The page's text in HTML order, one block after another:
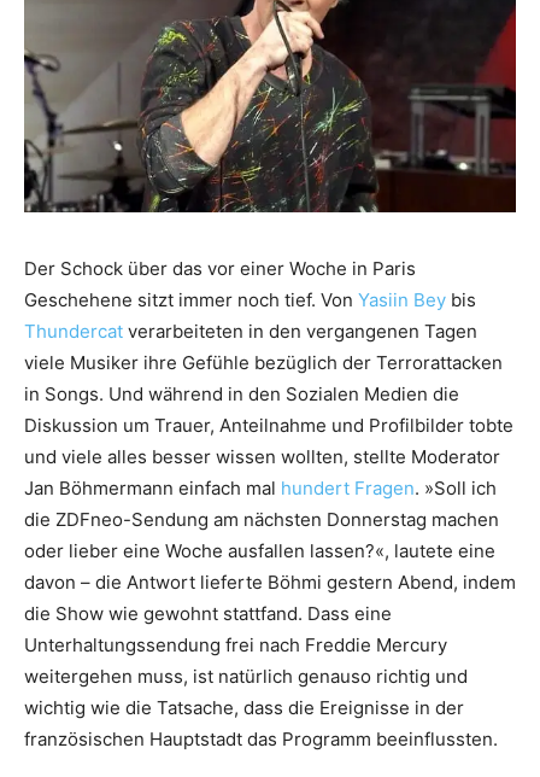
Der Schock über das vor einer Woche in Paris
Geschehene sitzt immer noch tief. Von Yasiin Bey bis
Thundercat verarbeiteten in den vergangenen Tagen
viele Musiker ihre Gefühle bezüglich der Terrorattacken
in Songs. Und während in den Sozialen Medien die
Diskussion um Trauer, Anteilnahme und Profilbilder tobte
und viele alles besser wissen wollten, stellte Moderator
Jan Böhmermann einfach mal hundert Fragen. »Soll ich
die ZDFneo-Sendung am nächsten Donnerstag machen
oder lieber eine Woche ausfallen lassen?«, lautete eine
davon – die Antwort lieferte Böhmi gestern Abend, indem
die Show wie gewohnt stattfand. Dass eine
Unterhaltungssendung frei nach Freddie Mercury
weitergehen muss, ist natürlich genauso richtig und
wichtig wie die Tatsache, dass die Ereignisse in der
französischen Hauptstadt das Programm beeinflussten.